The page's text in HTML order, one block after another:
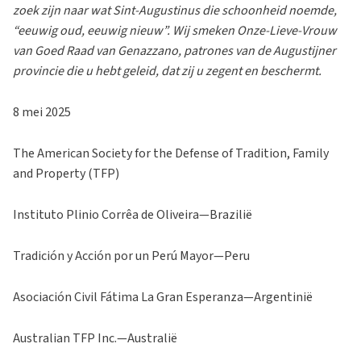
zoek zijn naar wat Sint-Augustinus die schoonheid noemde,
“eeuwig oud, eeuwig nieuw”. Wij smeken Onze-Lieve-Vrouw
van Goed Raad van Genazzano, patrones van de Augustijner
provincie die u hebt geleid, dat zij u zegent en beschermt.
8 mei 2025
The American Society for the Defense of Tradition, Family
and Property (TFP)
Instituto Plinio Corrêa de Oliveira—Brazilië
Tradición y Acción por un Perú Mayor—Peru
Asociación Civil Fátima La Gran Esperanza—Argentinië
Australian TFP Inc.—Australië